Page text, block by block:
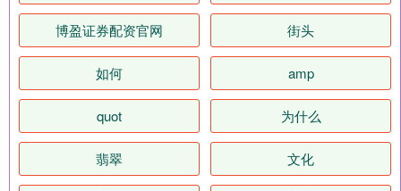
博盈证券配资官网 街头
如何 amp
quot 为什么
翡翠 文化